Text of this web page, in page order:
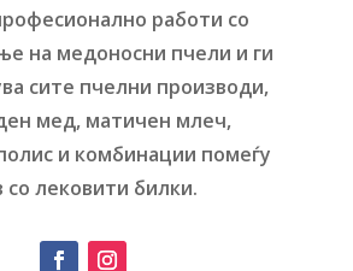
работи со
на медоносни пчели и ги
сите пчелни производи,
мед, матичен млеч,
и комбинации помеѓу
со лековити билки.